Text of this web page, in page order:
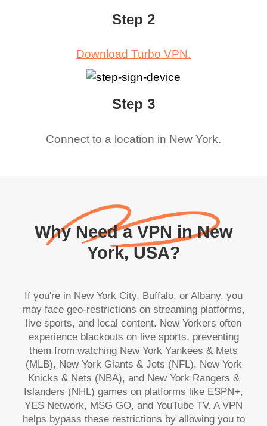
Step 2
Download Turbo VPN.
Step 3
Connect to a location in New York.
Why Need a VPN in New
York, USA?
If you're in New York City, Buffalo, or Albany, you
may face geo-restrictions on streaming platforms,
live sports, and local content. New Yorkers often
experience blackouts on live sports, preventing
them from watching New York Yankees & Mets
(MLB), New York Giants & Jets (NFL), New York
Knicks & Nets (NBA), and New York Rangers &
Islanders (NHL) games on platforms like ESPN+,
YES Network, MSG GO, and YouTube TV. A VPN
helps bypass these restrictions by allowing you to